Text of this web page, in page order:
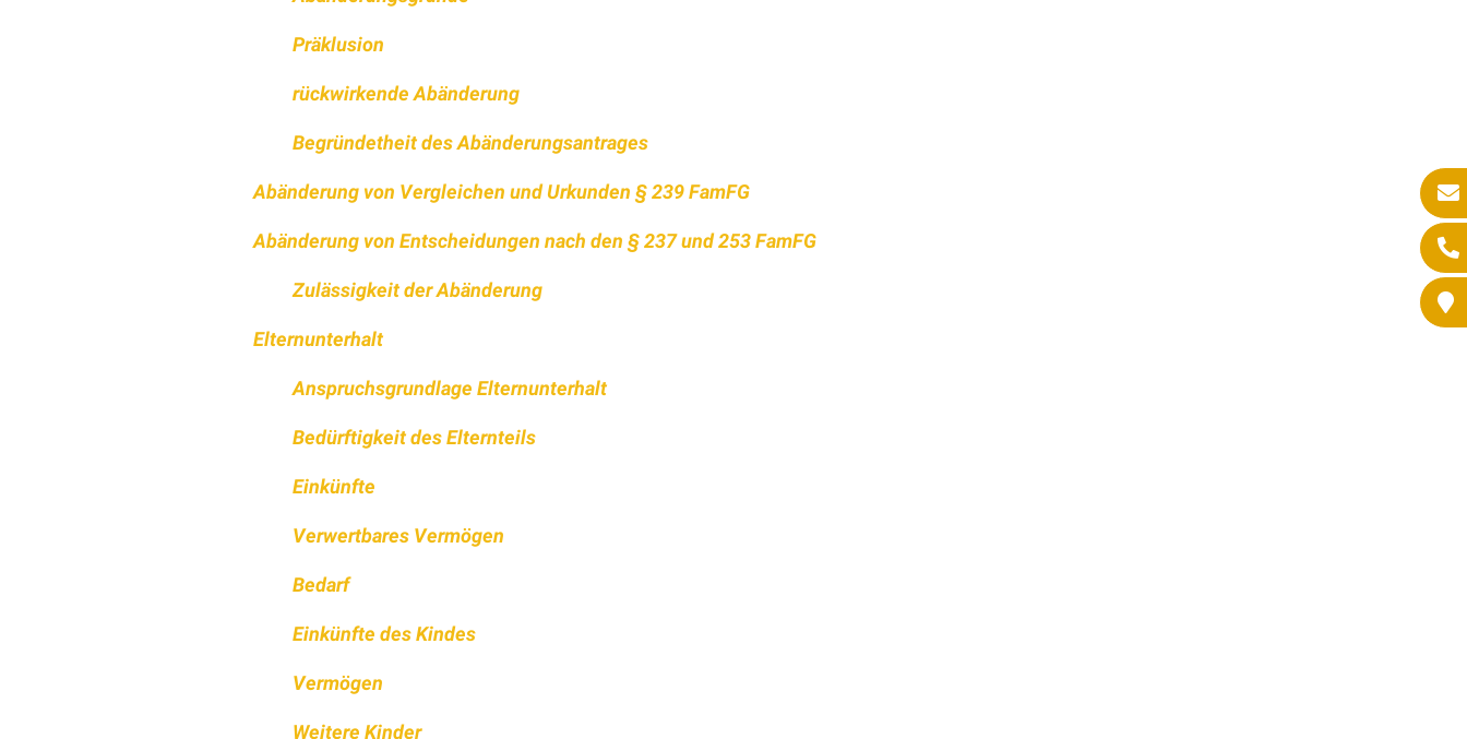
Präklusion
rückwirkende Abänderung
Begründetheit des Abänderungsantrages
Abänderung von Vergleichen und Urkunden § 239 FamFG
Abänderung von Entscheidungen nach den § 237 und 253 FamFG
Zulässigkeit der Abänderung
Elternunterhalt
Anspruchsgrundlage Elternunterhalt
Bedürftigkeit des Elternteils
Einkünfte
Verwertbares Vermögen
Bedarf
Einkünfte des Kindes
Vermögen
Weitere Kinder